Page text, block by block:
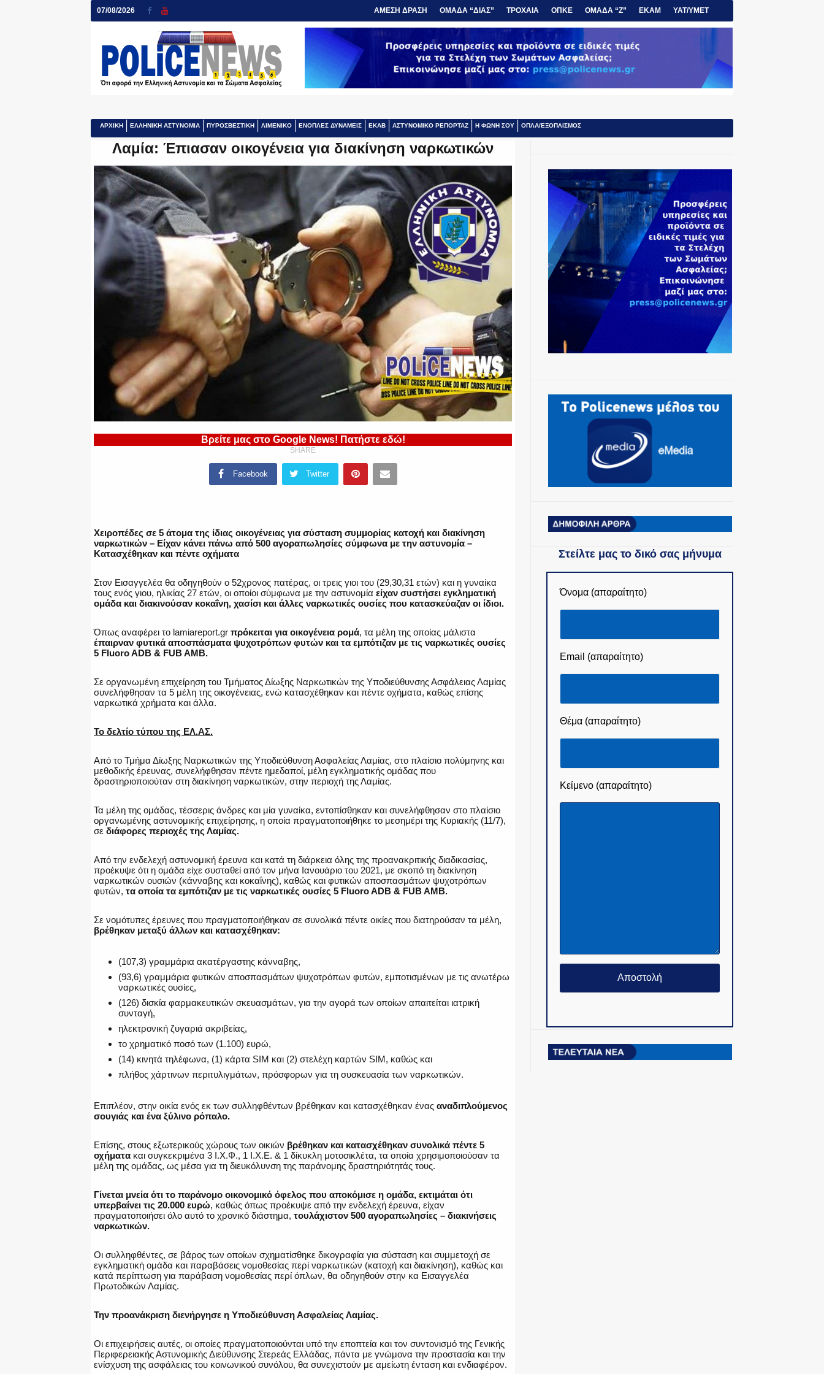
07/08/2026 ΑΜΕΣΗ ΔΡΑΣΗ ΟΜΑΔΑ “ΔΙΑΣ” ΤΡΟΧΑΙΑ ΟΠΚΕ ΟΜΑΔΑ “Ζ” ΕΚΑΜ ΥΑΤ/ΥΜΕΤ
ΑΡΧΙΚΗ ΕΛΛΗΝΙΚΗ ΑΣΤΥΝΟΜΙΑ ΠΥΡΟΣΒΕΣΤΙΚΗ ΛΙΜΕΝΙΚΟ ΕΝΟΠΛΕΣ ΔΥΝΑΜΕΙΣ ΕΚΑΒ ΑΣΤΥΝΟΜΙΚΟ ΡΕΠΟΡΤΑΖ Η ΦΩΝΗ ΣΟΥ ΟΠΛΑ/ΕΞΟΠΛΙΣΜΟΣ
Λαμία: Έπιασαν οικογένεια για διακίνηση ναρκωτικών
Βρείτε μας στο Google News! Πατήστε εδώ!
SHARE
Facebook Twitter
Χειροπέδες σε 5 άτομα της ίδιας οικογένειας για σύσταση συμμορίας κατοχή και διακίνηση
ναρκωτικών – Είχαν κάνει πάνω από 500 αγοραπωλησίες σύμφωνα με την αστυνομία –
Κατασχέθηκαν και πέντε οχήματα
Στον Εισαγγελέα θα οδηγηθούν ο 52χρονος πατέρας, οι τρεις γιοι του (29,30,31 ετών) και η γυναίκα
τους ενός γιου, ηλικίας 27 ετών, οι οποίοι σύμφωνα με την αστυνομία είχαν συστήσει εγκληματική
ομάδα και διακινούσαν κοκαΐνη, χασίσι και άλλες ναρκωτικές ουσίες που κατασκεύαζαν οι ίδιοι.
Όπως αναφέρει το lamiareport.gr πρόκειται για οικογένεια ρομά, τα μέλη της οποίας μάλιστα
έπαιρναν φυτικά αποσπάσματα ψυχοτρόπων φυτών και τα εμπότιζαν με τις ναρκωτικές ουσίες
5 Fluoro ADB & FUB AMB.
Σε οργανωμένη επιχείρηση του Τμήματος Δίωξης Ναρκωτικών της Υποδιεύθυνσης Ασφάλειας Λαμίας
συνελήφθησαν τα 5 μέλη της οικογένειας, ενώ κατασχέθηκαν και πέντε οχήματα, καθώς επίσης
ναρκωτικά χρήματα και άλλα.
Το δελτίο τύπου της ΕΛ.ΑΣ.
Από το Τμήμα Δίωξης Ναρκωτικών της Υποδιεύθυνση Ασφαλείας Λαμίας, στο πλαίσιο πολύμηνης και
μεθοδικής έρευνας, συνελήφθησαν πέντε ημεδαποί, μέλη εγκληματικής ομάδας που
δραστηριοποιούταν στη διακίνηση ναρκωτικών, στην περιοχή της Λαμίας.
Τα μέλη της ομάδας, τέσσερις άνδρες και μία γυναίκα, εντοπίσθηκαν και συνελήφθησαν στο πλαίσιο
οργανωμένης αστυνομικής επιχείρησης, η οποία πραγματοποιήθηκε το μεσημέρι της Κυριακής (11/7),
σε διάφορες περιοχές της Λαμίας.
Από την ενδελεχή αστυνομική έρευνα και κατά τη διάρκεια όλης της προανακριτικής διαδικασίας,
προέκυψε ότι η ομάδα είχε συσταθεί από τον μήνα Ιανουάριο του 2021, με σκοπό τη διακίνηση
ναρκωτικών ουσιών (κάνναβης και κοκαΐνης), καθώς και φυτικών αποσπασμάτων ψυχοτρόπων
φυτών, τα οποία τα εμπότιζαν με τις ναρκωτικές ουσίες 5 Fluoro ADB & FUB AMB.
Σε νομότυπες έρευνες που πραγματοποιήθηκαν σε συνολικά πέντε οικίες που διατηρούσαν τα μέλη,
βρέθηκαν μεταξύ άλλων και κατασχέθηκαν:
(107,3) γραμμάρια ακατέργαστης κάνναβης,
(93,6) γραμμάρια φυτικών αποσπασμάτων ψυχοτρόπων φυτών, εμποτισμένων με τις ανωτέρω
ναρκωτικές ουσίες,
(126) δισκία φαρμακευτικών σκευασμάτων, για την αγορά των οποίων απαιτείται ιατρική
συνταγή,
ηλεκτρονική ζυγαριά ακριβείας,
το χρηματικό ποσό των (1.100) ευρώ,
(14) κινητά τηλέφωνα, (1) κάρτα SIM και (2) στελέχη καρτών SIM, καθώς και
πλήθος χάρτινων περιτυλιγμάτων, πρόσφορων για τη συσκευασία των ναρκωτικών.
Επιπλέον, στην οικία ενός εκ των συλληφθέντων βρέθηκαν και κατασχέθηκαν ένας αναδιπλούμενος
σουγιάς και ένα ξύλινο ρόπαλο.
Επίσης, στους εξωτερικούς χώρους των οικιών βρέθηκαν και κατασχέθηκαν συνολικά πέντε 5
οχήματα και συγκεκριμένα 3 Ι.Χ.Φ., 1 Ι.Χ.Ε. & 1 δίκυκλη μοτοσικλέτα, τα οποία χρησιμοποιούσαν τα
μέλη της ομάδας, ως μέσα για τη διευκόλυνση της παράνομης δραστηριότητάς τους.
Γίνεται μνεία ότι το παράνομο οικονομικό όφελος που αποκόμισε η ομάδα, εκτιμάται ότι
υπερβαίνει τις 20.000 ευρώ, καθώς όπως προέκυψε από την ενδελεχή έρευνα, είχαν
πραγματοποιήσει όλο αυτό το χρονικό διάστημα, τουλάχιστον 500 αγοραπωλησίες – διακινήσεις
ναρκωτικών.
Οι συλληφθέντες, σε βάρος των οποίων σχηματίσθηκε δικογραφία για σύσταση και συμμετοχή σε
εγκληματική ομάδα και παραβάσεις νομοθεσίας περί ναρκωτικών (κατοχή και διακίνηση), καθώς και
κατά περίπτωση για παράβαση νομοθεσίας περί όπλων, θα οδηγηθούν στην κα Εισαγγελέα
Πρωτοδικών Λαμίας.
Την προανάκριση διενήργησε η Υποδιεύθυνση Ασφαλείας Λαμίας.
Οι επιχειρήσεις αυτές, οι οποίες πραγματοποιούνται υπό την εποπτεία και τον συντονισμό της Γενικής
Περιφερειακής Αστυνομικής Διεύθυνσης Στερεάς Ελλάδας, πάντα με γνώμονα την προστασία και την
ενίσχυση της ασφάλειας του κοινωνικού συνόλου, θα συνεχιστούν με αμείωτη ένταση και ενδιαφέρον.
Στείλτε μας το δικό σας μήνυμα
Όνομα (απαραίτητο)
Email (απαραίτητο)
Θέμα (απαραίτητο)
Κείμενο (απαραίτητο)